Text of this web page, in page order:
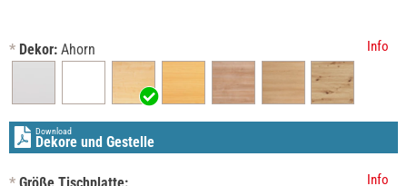
* Dekor: Ahorn Info
Download
Dekore und Gestelle
Info